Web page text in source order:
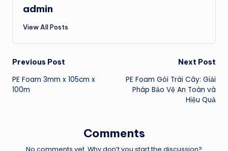
admin
View All Posts
Post
navigation
Previous Post
PE Foam 3mm x 105cm x
100m
Next Post
PE Foam Gói Trái Cây: Giải
Pháp Bảo Vệ An Toàn và
Hiệu Quả
Comments
No comments yet. Why don’t you start the discussion?